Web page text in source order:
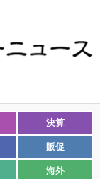
決算
販促
海外